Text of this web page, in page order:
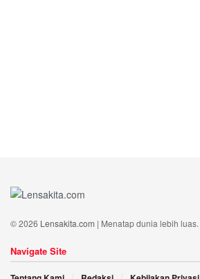
© 2026 Lensakita.com | Menatap dunia lebih luas.
Navigate Site